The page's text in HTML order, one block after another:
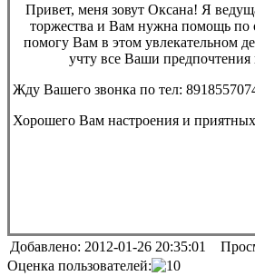
Привет, меня зовут Оксана! Я веду
торжества и Вам нужна помощь по
помогу Вам в этом увлекательном
учту все Ваши
Жду Вашего звонка по тел:
Хорошего Вам настроения и
Добавлено: 2012-01-26 20:35:01
Оценка пользователей: